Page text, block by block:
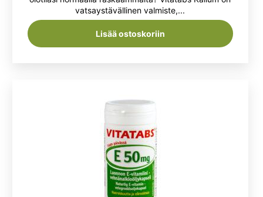
9,90 €.7,90 €.
vatsaystävällinen valmiste,...
Lisää ostoskoriin